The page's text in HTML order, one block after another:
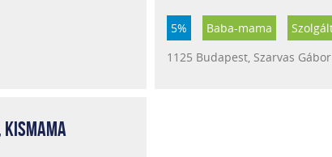
5% Baba-mama
1125 Budapest, Szarvas
KISMAMA